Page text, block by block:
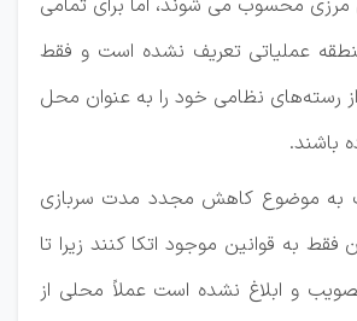
مرزی محسوب می شوند، اما برای تمامی
عملیاتی تعریف نشده است و فقط
رسته‌های نظامی خود را به عنوان محل
باشند.
به موضوع کاهش مجدد مدت سربازی
فقط به قوانین موجود اتکا کنند زیرا تا
و ابلاغ نشده است عملاً محلی از